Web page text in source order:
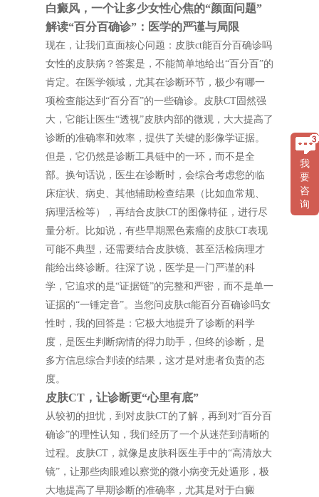
白癜风，一个让多少女性心焦的“颜面问题”
解读“百分百确诊”：医学的严谨与局限
现在，让我们直面核心问题：皮肤ct能百分百确诊吗
女性的皮肤病？答案是，不能简单地给出“百分百”的
肯定。在医学领域，尤其在诊断环节，极少有哪一
项检查能达到“百分百”的一些确诊。皮肤CT固然强
大，它能让医生“透视”皮肤内部的微观，大大提高了
诊断的准确率和效率，提供了关键的影像学证据。
但是，它仍然是诊断工具链中的一环，而不是全
部。换句话说，医生在诊断时，会综合考虑您的临
床症状、病史、其他辅助检查结果（比如血常规、
病理活检等），再结合皮肤CT的图像特征，进行尽
量分析。比如说，有些早期黑色素瘤的皮肤CT表现
可能不典型，还需要结合皮肤镜、甚至活检病理才
能给出终诊断。往深了说，医学是一门严谨的科
学，它追求的是“证据链”的完整和严密，而不是单一
证据的“一锤定音”。当您问皮肤ct能百分百确诊吗女
性时，我的回答是：它极大地提升了诊断的科学
度，是医生判断病情的得力助手，但终的诊断，是
多方信息综合判读的结果，这才是对患者负责的态
度。
皮肤CT，让诊断更“心里有底”
从较初的担忧，到对皮肤CT的了解，再到对“百分百
确诊”的理性认知，我们经历了一个从迷茫到清晰的
过程。皮肤CT，就像是皮肤科医生手中的“高清放大
镜”，让那些肉眼难以察觉的微小病变无处遁形，极
大地提高了早期诊断的准确率，尤其是对于白癜
我
要
咨
询